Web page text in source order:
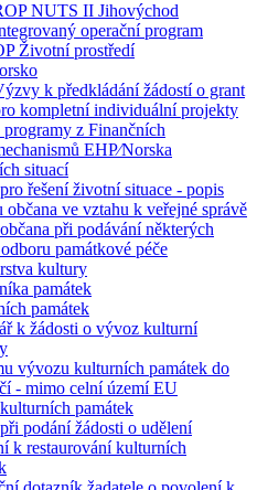
NUTS II Jihovýchod
operační program
Životní prostředí
k předkládání žádostí o grant
kompletní individuální projekty
programy z Finančních
EHP⁄Norska
situací
řešení životní situace - popis
občana ve vztahu k veřejné správě
při podávání některých
památkové péče
kultury
památek
památek
k žádosti o vývoz kulturní
vývozu kulturních památek do
- mimo celní území EU
památek
podání žádosti o udělení
k restaurování kulturních